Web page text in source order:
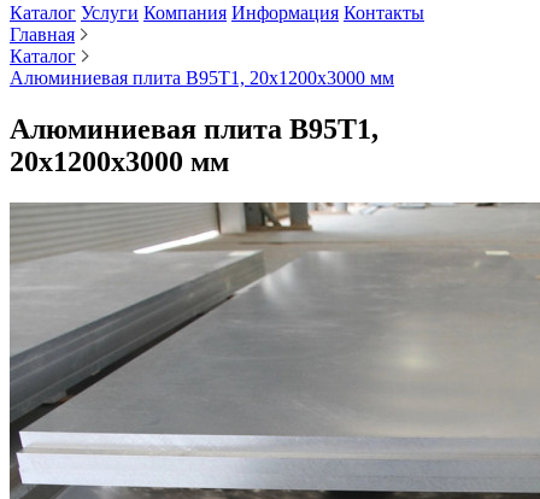
Каталог Услуги Компания Информация Контакты
Главная
Каталог
Алюминиевая плита В95Т1, 20x1200x3000 мм
Алюминиевая плита В95Т1,
20x1200x3000 мм